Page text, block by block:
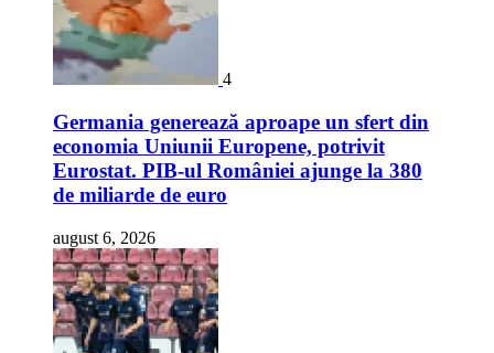
4
Germania generează aproape un sfert din
economia Uniunii Europene, potrivit
Eurostat. PIB-ul României ajunge la 380
de miliarde de euro
august 6, 2026